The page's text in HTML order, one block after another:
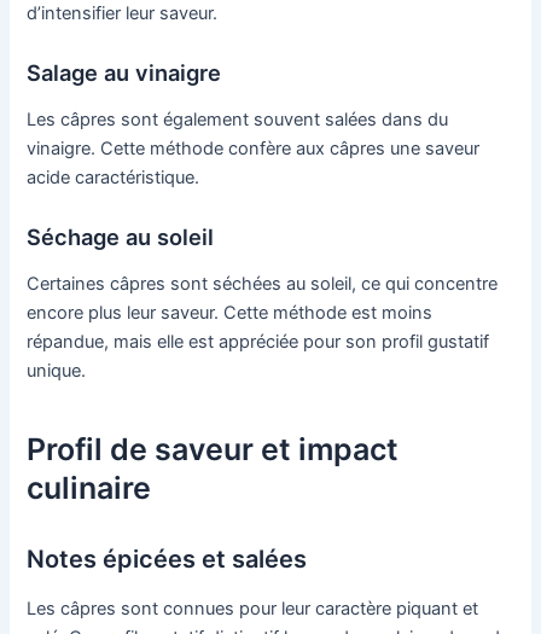
d’intensifier leur saveur.
Salage au vinaigre
Les câpres sont également souvent salées dans du
vinaigre. Cette méthode confère aux câpres une saveur
acide caractéristique.
Séchage au soleil
Certaines câpres sont séchées au soleil, ce qui concentre
encore plus leur saveur. Cette méthode est moins
répandue, mais elle est appréciée pour son profil gustatif
unique.
Profil de saveur et impact
culinaire
Notes épicées et salées
Les câpres sont connues pour leur caractère piquant et